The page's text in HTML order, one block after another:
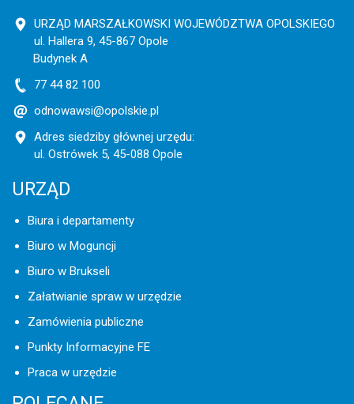
URZĄD MARSZAŁKOWSKI WOJEWÓDZTWA OPOLSKIEGO
ul. Hallera 9, 45-867 Opole
Budynek A
77 44 82 100
odnowawsi@opolskie.pl
Adres siedziby głównej urzędu:
ul. Ostrówek 5, 45-088 Opole
URZĄD
Biura i departamenty
Biuro w Moguncji
Biuro w Brukseli
Załatwianie spraw w urzędzie
Zamówienia publiczne
Punkty Informacyjne FE
Praca w urzędzie